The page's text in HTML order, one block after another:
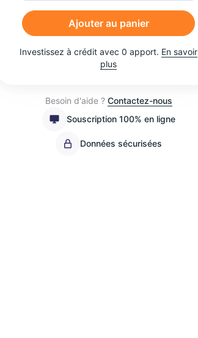
Ajouter au panier
Investissez à crédit avec 0 apport. En savoir
plus
Besoin d'aide ? Contactez-nous
Souscription 100% en ligne
Données sécurisées